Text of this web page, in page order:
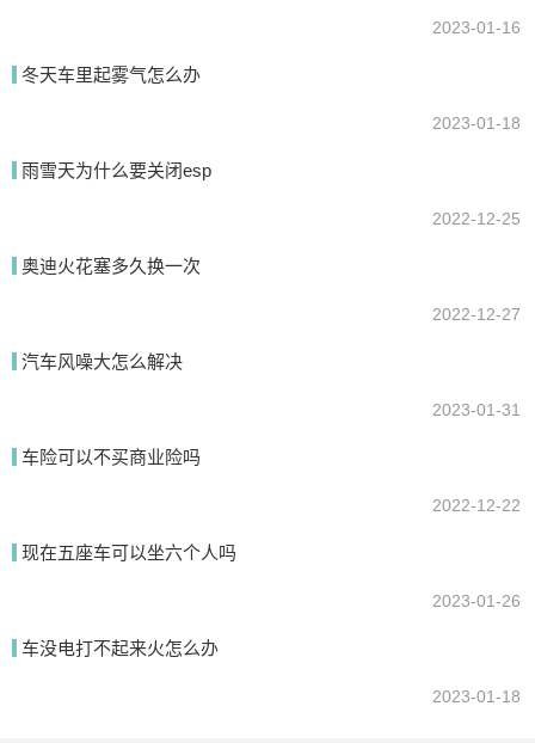
2023-01-16
冬天车里起雾气怎么办
2023-01-18
雨雪天为什么要关闭esp
2022-12-25
奥迪火花塞多久换一次
2022-12-27
汽车风噪大怎么解决
2023-01-31
车险可以不买商业险吗
2022-12-22
现在五座车可以坐六个人吗
2023-01-26
车没电打不起来火怎么办
2023-01-18